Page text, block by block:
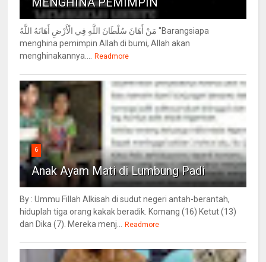
مَنْ أَهَانَ سُلْطَانَ اللَّهِ فِي الْأَرْضِ أَهَانَهُ اللَّهُ "Barangsiapa
menghina pemimpin Allah di bumi, Allah akan
menghinakannya....
Readmore
6
Anak Ayam Mati di Lumbung Padi
By : Ummu Fillah Alkisah di sudut negeri antah-berantah,
hiduplah tiga orang kakak beradik. Komang (16) Ketut (13)
dan Dika (7). Mereka menj...
Readmore